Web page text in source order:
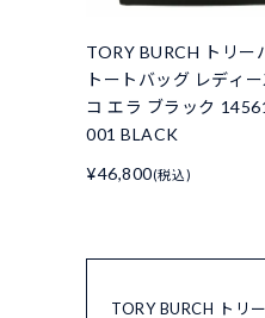
TORY BURCH トリー
トートバッグ レディー
コ エラ ブラック
001 BLACK
¥46,800(税込)
TORY BURCH トリ